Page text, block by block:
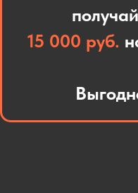
15 000 руб.